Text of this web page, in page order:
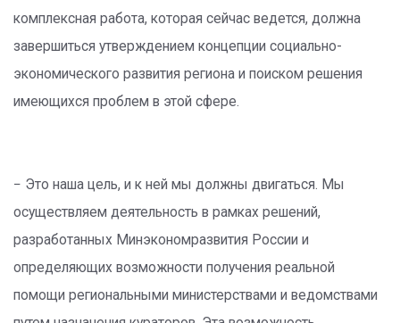
комплексная работа, которая сейчас ведется, должна
завершиться утверждением концепции социально-
экономического развития региона и поиском решения
имеющихся проблем в этой сфере.
− Это наша цель, и к ней мы должны двигаться. Мы
осуществляем деятельность в рамках решений,
разработанных Минэкономразвития России и
определяющих возможности получения реальной
помощи региональными министерствами и ведомствами